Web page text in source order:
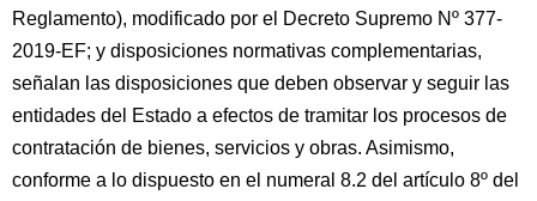
Reglamento), modificado por el Decreto Supremo Nº 377-
2019-EF; y disposiciones normativas complementarias,
señalan las disposiciones que deben observar y seguir las
entidades del Estado a efectos de tramitar los procesos de
contratación de bienes, servicios y obras. Asimismo,
conforme a lo dispuesto en el numeral 8.2 del artículo 8º del